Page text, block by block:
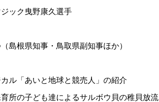
ック曳野康久選手
島根県知事・鳥取県副知事ほか）
ル「あいと地球と競売人」の紹介
所の子ども達によるサルボウ貝の稚貝放流